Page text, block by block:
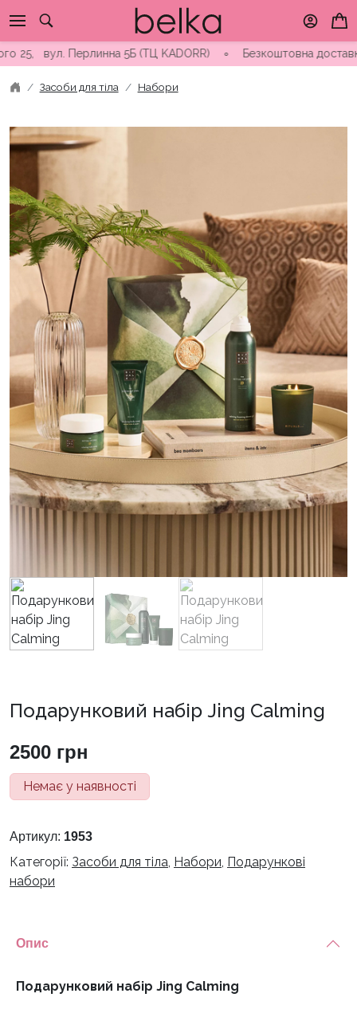
to
contentПерлинна 5Б (ТЦ KADORR) ∘ Безкоштовна доставка від
Засоби для тіла Набори
Подарунковий набір Jing Calming
2500 грн
Немає у наявності
Артикул: 1953
Категорії: Засоби для тіла, Набори, Подарункові
набори
Опис
Подарунковий набір Jing Calming